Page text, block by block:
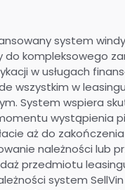
system
do kompleksowego
w usługach
wszystkim w
System wspiera
wystąpienia
aż do
należności lub
przedmiotu
system SellVin